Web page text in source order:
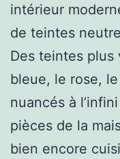
intérieur
de teintes
Des teintes plus
bleue, le rose,
nuancés à
pièces de la
bien encore